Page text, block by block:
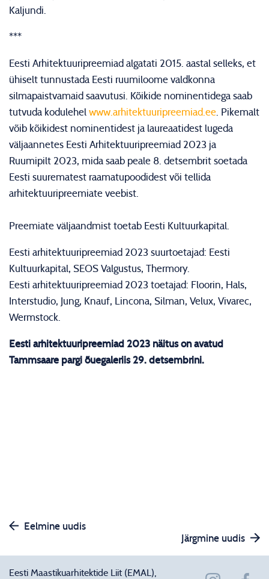
Kaljundi.
***
Eesti Arhitektuuripreemiad algatati 2015. aastal selleks, et
ühiselt tunnustada Eesti ruumiloome valdkonna
silmapaistvamaid saavutusi. Kõikide nominentidega saab
tutvuda kodulehel www.arhitektuuripreemiad.ee . Pikemalt
võib kõikidest nominentidest ja laureaatidest lugeda
väljaannetes Eesti Arhitektuuripreemiad 2023 ja
Ruumipilt 2023, mida saab peale 8. detsembrit soetada
Eesti suurematest raamatupoodidest või tellida
arhitektuuripreemiate veebist.
Preemiate väljaandmist toetab Eesti Kultuurkapital.
Eesti arhitektuuripreemiad 2023 suurtoetajad: Eesti
Kultuurkapital, SEOS Valgustus, Thermory.
Eesti arhitektuuripreemiad 2023 toetajad: Floorin, Hals,
Interstudio, Jung, Knauf, Lincona, Silman, Velux, Vivarec,
Wermstock.
Eesti arhitektuuripreemiad 2023 näitus on avatud
Tammsaare pargi õuegaleriis 29. detsembrini.
Eelmine uudis
Järgmine uudis
Eesti Maastikuarhitektide Liit (EMAL),